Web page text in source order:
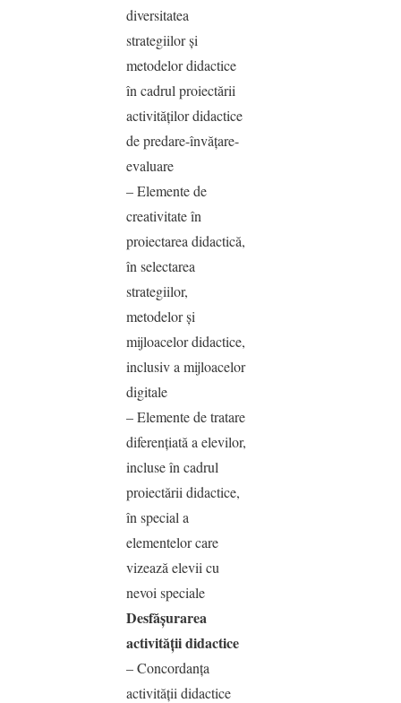
diversitatea
strategiilor şi
metodelor didactice
în cadrul proiectării
activităţilor didactice
de predare-învăţare-
evaluare
– Elemente de
creativitate în
proiectarea didactică,
în selectarea
strategiilor,
metodelor şi
mijloacelor didactice,
inclusiv a mijloacelor
digitale
– Elemente de tratare
diferenţiată a elevilor,
incluse în cadrul
proiectării didactice,
în special a
elementelor care
vizează elevii cu
nevoi speciale
Desfăşurarea
activităţii didactice
– Concordanţa
activităţii didactice